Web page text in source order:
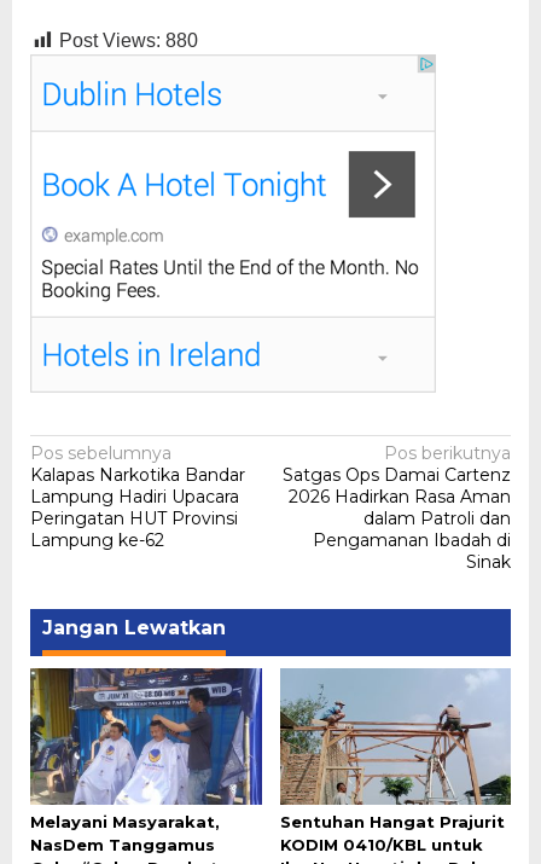
Post Views: 880
Navigasi
pos
Pos sebelumnya
Kalapas Narkotika Bandar
Lampung Hadiri Upacara
Peringatan HUT Provinsi
Lampung ke-62
Pos berikutnya
Satgas Ops Damai Cartenz
2026 Hadirkan Rasa Aman
dalam Patroli dan
Pengamanan Ibadah di
Sinak
Jangan Lewatkan
Melayani Masyarakat,
NasDem Tanggamus
Sentuhan Hangat Prajurit
KODIM 0410/KBL untuk